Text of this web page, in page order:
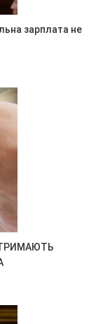
зарплата не